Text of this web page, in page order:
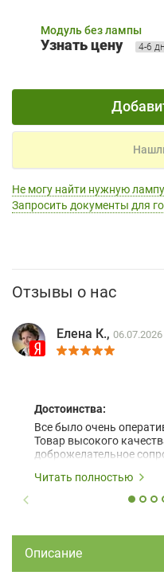
Модуль без лампы
Узнать цену 4-6
Не могу найти нужную лампу
Запросить документы для
Отзывы о нас
Елена К., 06.07.2026
Достоинства:
Все было очень
Товар высокого
доброжелательное
Читать полностью
Описание